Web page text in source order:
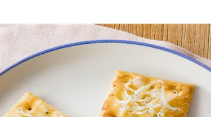
ー
スタードなど パスタソース
素材
ンキッチン
見学）
広告ギャラリー
サステナビリティ